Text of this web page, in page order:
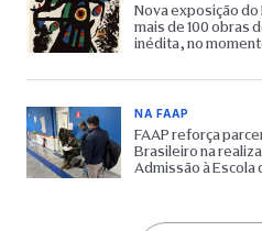
Nova exposição do
mais de 100 obras
inédita, no
NA FAAP
FAAP reforça
Brasileiro na
Admissão à Escola